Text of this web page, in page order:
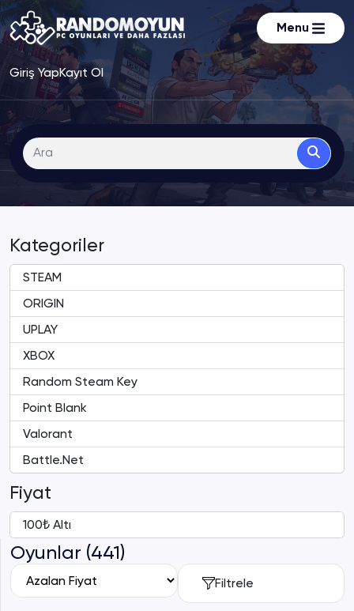
Menu
Giriş YapKayıt Ol
Kategoriler
STEAM
ORIGIN
UPLAY
XBOX
Random Steam Key
Point Blank
Valorant
Battle.Net
Fiyat
100₺ Altı
Oyunlar (441)
Filtrele